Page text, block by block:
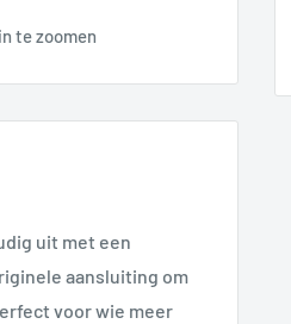
te zoomen
uit met een
aansluiting om
voor wie meer